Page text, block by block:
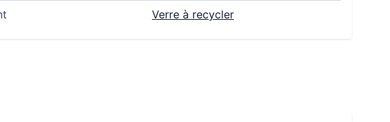
Verre à recycler